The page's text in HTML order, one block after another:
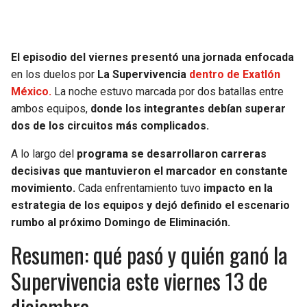
El episodio del viernes presentó una jornada enfocada
en los duelos por La Supervivencia dentro de Exatlón
México. La noche estuvo marcada por dos batallas entre
ambos equipos, donde los integrantes debían superar
dos de los circuitos más complicados.
A lo largo del programa se desarrollaron carreras
decisivas que mantuvieron el marcador en constante
movimiento. Cada enfrentamiento tuvo impacto en la
estrategia de los equipos y dejó definido el escenario
rumbo al próximo Domingo de Eliminación.
Resumen: qué pasó y quién ganó la
Supervivencia este viernes 13 de